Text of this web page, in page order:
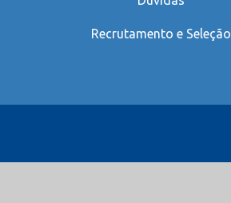
Recrutamento e Seleção